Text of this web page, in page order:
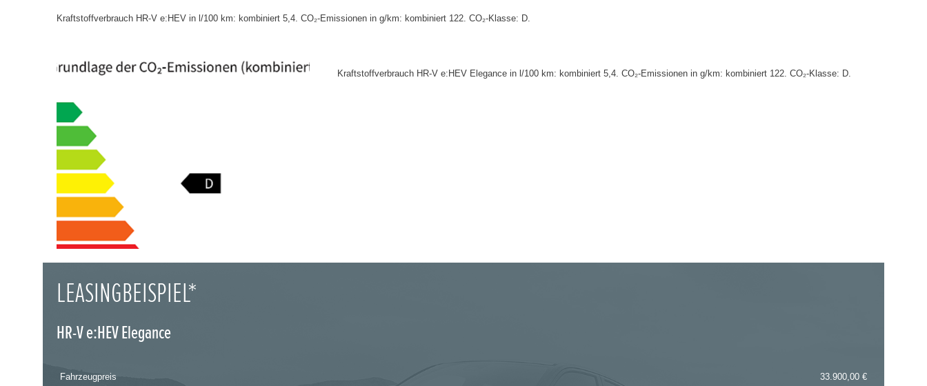
Kraftstoffverbrauch HR-V e:HEV in l/100 km: kombiniert 5,4. CO₂-Emissionen in g/km: kombiniert 122. CO₂-Klasse: D.
Kraftstoffverbrauch HR-V e:HEV Elegance in l/100 km: kombiniert 5,4. CO₂-Emissionen in g/km: kombiniert 122. CO₂-Klasse: D.
LEASINGBEISPIEL*
HR-V e:HEV Elegance
Fahrzeugpreis 33.900,00 €